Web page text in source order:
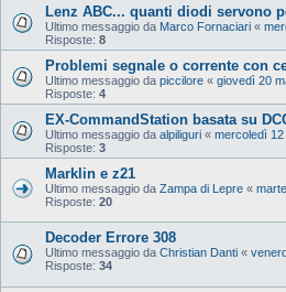
Lenz ABC... quanti diodi servono
Ultimo messaggio da Marco Fornaciari «
Risposte: 8
Problemi segnale o corrente con
Ultimo messaggio da piccilore « giovedì 20
Risposte: 4
EX‑CommandStation basata su
Ultimo messaggio da alpiliguri « mercoledì
Risposte: 3
Marklin e z21
Ultimo messaggio da Zampa di Lepre «
Risposte: 20
Decoder Errore 308
Ultimo messaggio da Christian Danti «
Risposte: 34